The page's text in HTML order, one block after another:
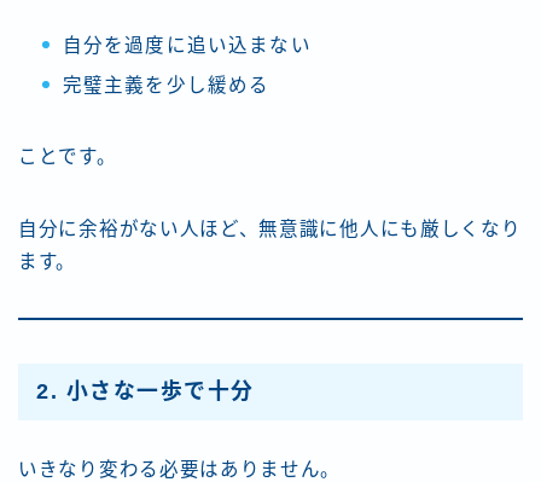
自分を過度に追い込まない
完璧主義を少し緩める
ことです。
自分に余裕がない人ほど、無意識に他人にも厳しくなり
ます。
2. 小さな一歩で十分
いきなり変わる必要はありません。